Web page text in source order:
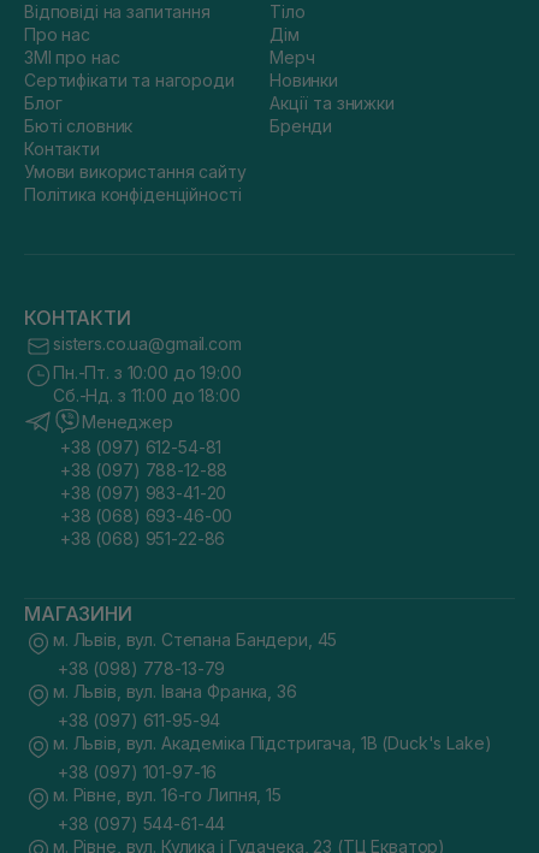
Відповіді на запитання
Про нас
ЗМІ про нас
Сертифікати та нагороди
Блог
Бюті словник
Контакти
Умови використання сайту
Політика конфіденційності
Тіло
Дім
Мерч
Новинки
Акції та знижки
Бренди
КОНТАКТИ
sisters.co.ua@gmail.com
Пн.-Пт. з 10:00 до 19:00
Сб.-Нд. з 11:00 до 18:00
Менеджер
+38 (097) 612-54-81
+38 (097) 788-12-88
+38 (097) 983-41-20
+38 (068) 693-46-00
+38 (068) 951-22-86
МАГАЗИНИ
м. Львів, вул. Степана Бандери, 45
+38 (098) 778-13-79
м. Львів, вул. Івана Франка, 36
+38 (097) 611-95-94
м. Львів, вул. Академіка Підстригача, 1В (Duck's Lake)
+38 (097) 101-97-16
м. Рівне, вул. 16-го Липня, 15
+38 (097) 544-61-44
м. Рівне, вул. Кулика і Гудачека, 23 (ТЦ Екватор)